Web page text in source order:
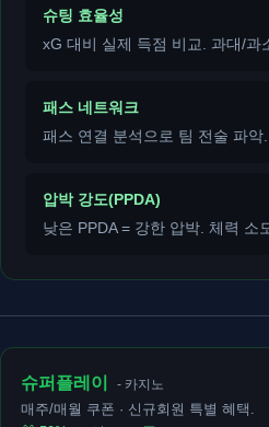
슈팅 효율성
xG 대비 실제 득점 비교. 과대/과
패스 네트워크
패스 연결 분석으로 팀 전술 파
압박 강도(PPDA)
낮은 PPDA = 강한 압박. 체력 소
슈퍼플레이 - 카지노
매주/매월 쿠폰 · 신규회원 특별 혜택.